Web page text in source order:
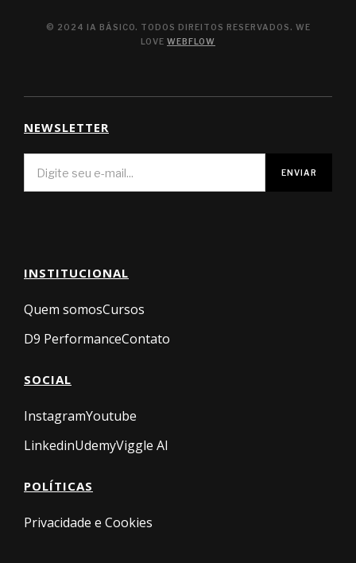
© 2024 IA BÁSICO. TODOS DIREITOS RESERVADOS. WE
LOVE WEBFLOW
NEWSLETTER
INSTITUCIONAL
Quem somosCursos
D9 PerformanceContato
SOCIAL
InstagramYoutube
LinkedinUdemyViggle AI
POLÍTICAS
Privacidade e Cookies